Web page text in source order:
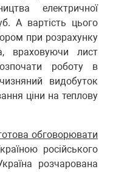
електричної
А вартість цього
при розрахунку
враховуючи лист
роботу в
видобуток
ціни на теплову
обговорювати
російського
розчарована